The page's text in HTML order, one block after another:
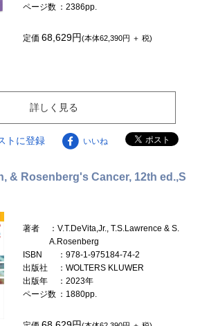
ページ数 ：2386pp.
定価68,629円(本体62,390円 ＋ 税)
詳しく見る
トに登録 いいね
& Rosenberg's Cancer, 12th ed.,S
著者
：V.T.DeVita,Jr., T.S.Lawrence & S.
A.Rosenberg
ISBN
：978-1-975184-74-2
出版社
：WOLTERS KLUWER
出版年
：2023年
ページ数 ：1880pp.